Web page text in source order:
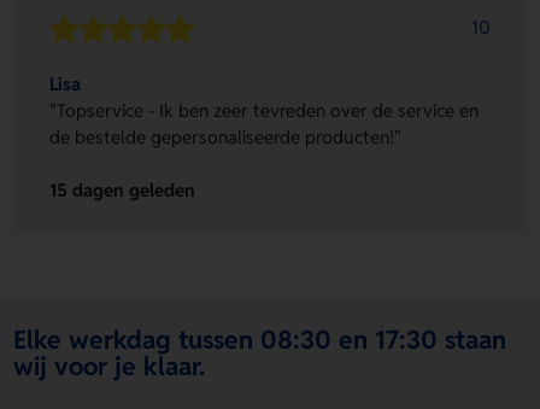
10
Lisa
"Topservice - Ik ben zeer tevreden over de service en
de bestelde gepersonaliseerde producten!"
15 dagen geleden
Elke werkdag tussen 08:30 en 17:30 staan
wij voor je klaar.